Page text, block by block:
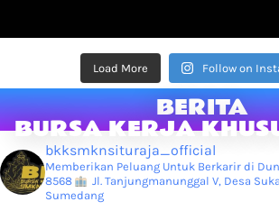
Load More Follow on
BERITA
BURSA KERJA
bkksmknsituraja_official
Memberikan Peluang Untuk Berkarir di
8568
Jl. Tanjungmanunggal V, Desa
Sumedang